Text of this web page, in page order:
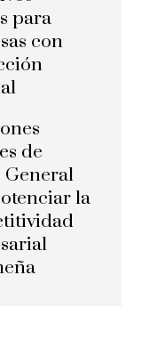
para
con
de
General
la